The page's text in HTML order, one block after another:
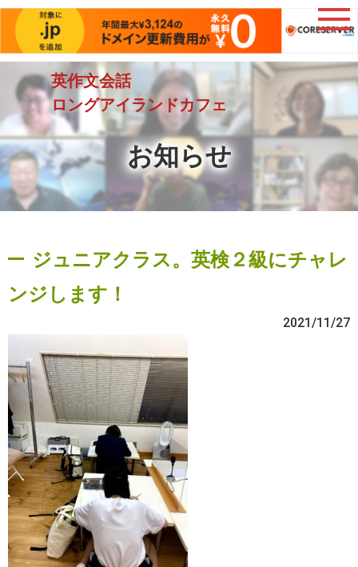
英作文会話
ロングアイランドカフェ
お知らせ
ジュニアクラス。英検２級にチャレ
ンジします！
2021/11/27